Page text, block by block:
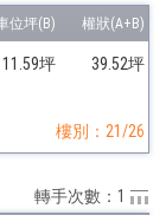
11.59坪 39.52坪
樓別：21/26
轉手次數：1